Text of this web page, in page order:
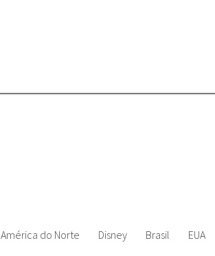
América do Norte Disney Brasil EUA